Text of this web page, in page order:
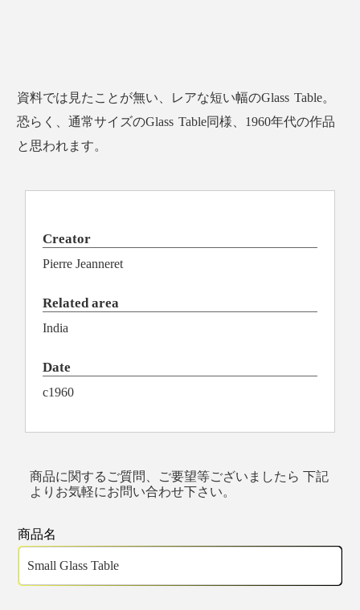
資料では見たことが無い、レアな短い幅のGlass Table。
恐らく、通常サイズのGlass Table同様、1960年代の作品
と思われます。
Creator
Pierre Jeanneret
Related area
India
Date
c1960
商品に関するご質問、ご要望等ございましたら 下記
よりお気軽にお問い合わせ下さい。
商品名